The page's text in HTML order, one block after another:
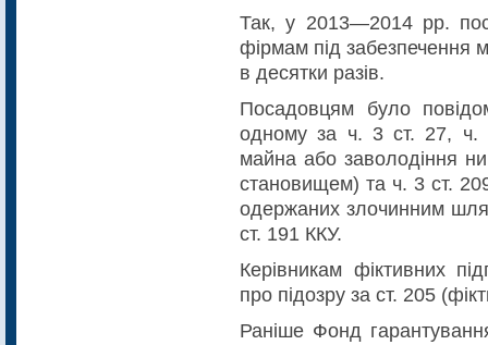
Так, у 2013—2014 рр.
фірмам під забезпечення
в десятки разів.
Посадовцям було
одному за ч. 3 ст. 27, ч.
майна або заволодіння
становищем) та ч. 3 ст.
одержаних злочинним
ст. 191 ККУ.
Керівникам фіктивних
про підозру за ст. 205
Раніше Фонд